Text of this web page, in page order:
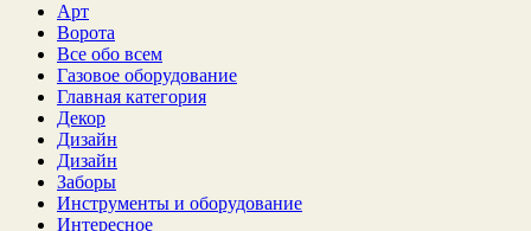
Арт
Ворота
Все обо всем
Газовое оборудование
Главная категория
Декор
Дизайн
Дизайн
Заборы
Инструменты и оборудование
Интересное